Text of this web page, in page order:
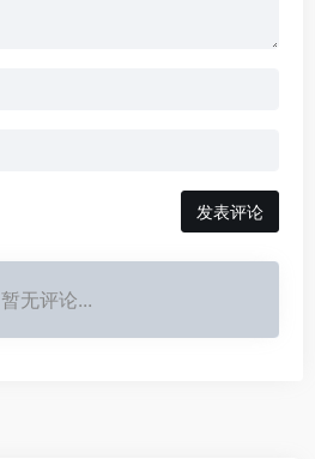
发表评论
暂无评论...